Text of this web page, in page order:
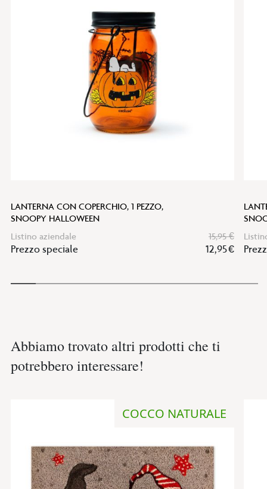
LANTERNA CON COPERCHIO, 1 PEZZO,
SNOOPY HALLOWEEN
Listino aziendale
15,95 €
Prezzo speciale 12,95 €
Abbiamo trovato altri prodotti che ti
potrebbero interessare!
COCCO NATURALE